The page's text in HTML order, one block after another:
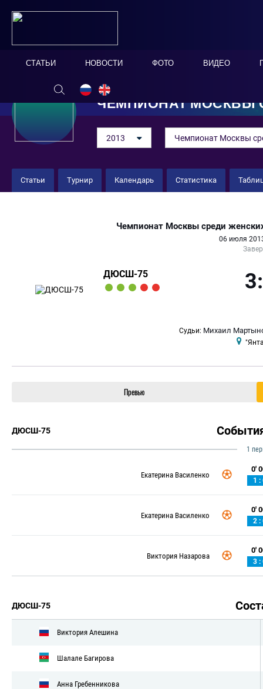
СТАТЬИ НОВОСТИ ФОТО ВИДЕО
ЧЕМПИОНАТ МОСКВЫ
2013 Чемпионат Москвы
Статьи Турнир Календарь Статистика
Чемпионат Москвы среди
06 июля
ДЮСШ-75
Судьи: Михаил
Превью
ДЮСШ-75
1
Екатерина Василенко
0'
1 :
Екатерина Василенко
0'
2 :
Виктория Назарова
0'
3 :
ДЮСШ-75
Виктория Алешина
Шалале Багирова
Анна Гребенникова